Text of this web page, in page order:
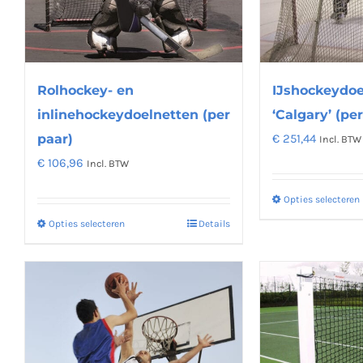
kan
gekozen
worden
op
de
Rolhockey- en
inlinehockeydoelnetten (per
paar)
€ 106,96 Incl. BTW
Opties selecterenDit
heeft
meerdere
variaties.
Deze
Details
‘Calgary’
€ 251,44 Incl. BTW
Opties selecteren